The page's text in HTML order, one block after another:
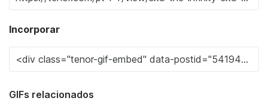
Incorporar
GIFs relacionados